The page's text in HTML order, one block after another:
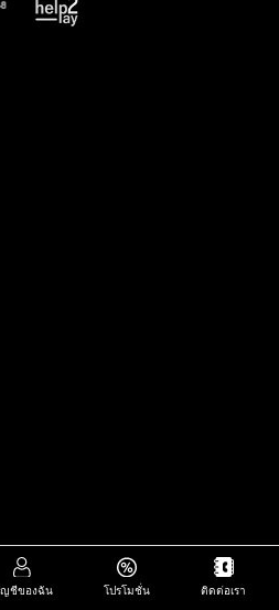
ชีของฉัน โปรโมชั่น ติดต่อเรา